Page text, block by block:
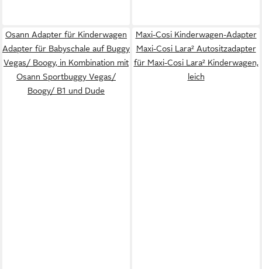
Osann Adapter für Kinderwagen
Adapter für Babyschale auf Buggy
Vegas/ Boogy, in Kombination mit
Osann Sportbuggy Vegas/
Boogy/ B1 und Dude
Maxi-Cosi Kinderwagen-Adapter
Maxi-Cosi Lara² Autositzadapter
für Maxi-Cosi Lara² Kinderwagen,
leich